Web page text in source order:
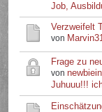
Job,
Verzweifelt
von
Frage zu
von
Juhuuu!!!